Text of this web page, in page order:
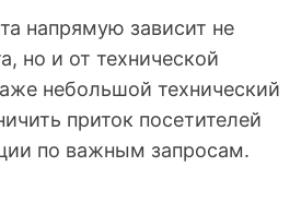
напрямую зависит не
но и от технической
небольшой технический
приток посетителей
по важным запросам.